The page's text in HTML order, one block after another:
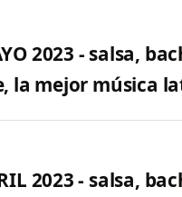
2023 - salsa,
la mejor música
2023 - salsa,